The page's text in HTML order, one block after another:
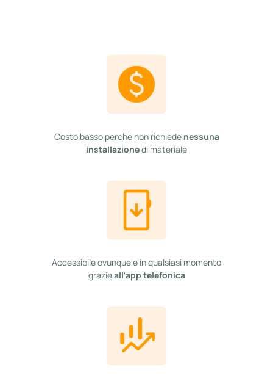
Costo basso perché non richiede nessuna
installazionedi materiale
Accessibile ovunque e in qualsiasi momento
grazieall’app telefonica